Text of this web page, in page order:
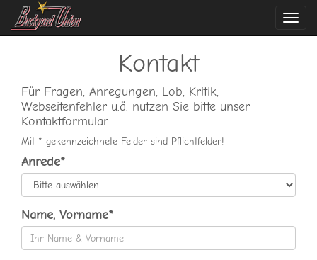
Kontakt
Für Fragen, Anregungen, Lob, Kritik,
Webseitenfehler u.ä. nutzen Sie bitte unser
Kontaktformular.
Mit * gekennzeichnete Felder sind Pflichtfelder!
Anrede*
Name, Vorname*